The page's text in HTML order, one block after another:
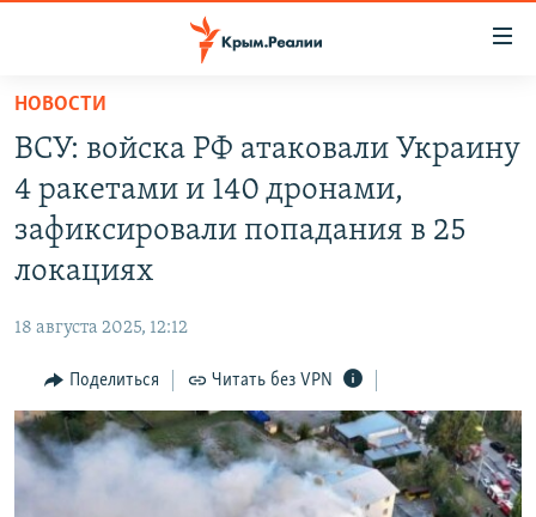
Вернуться
основному
содержанию
Вернутся
главной
Вернутся
поиску
ГРУЗ 200
ВОДА
ИНТЕРАКТИВ
ИНФОГРАФИКА
ТЕЛЕПРОЕКТ КРЫМ.РЕАЛИИ
СОВЕТЫ ПРАВОЗАЩИТНИКОВ
РАДІО СВОБОДА
КАК ОБОЙТИ БЛОКИРОВКУ
Українською
Qırımtatar
НОВОСТИ
ВСУ: войска РФ атаковали Украину
4 ракетами и 140 дронами,
зафиксировали попадания в 25
локациях
18 августа 2025, 12:12
Поделиться Читать без VPN